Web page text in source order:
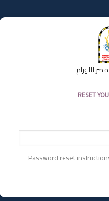
للأورام
RESET
Password reset